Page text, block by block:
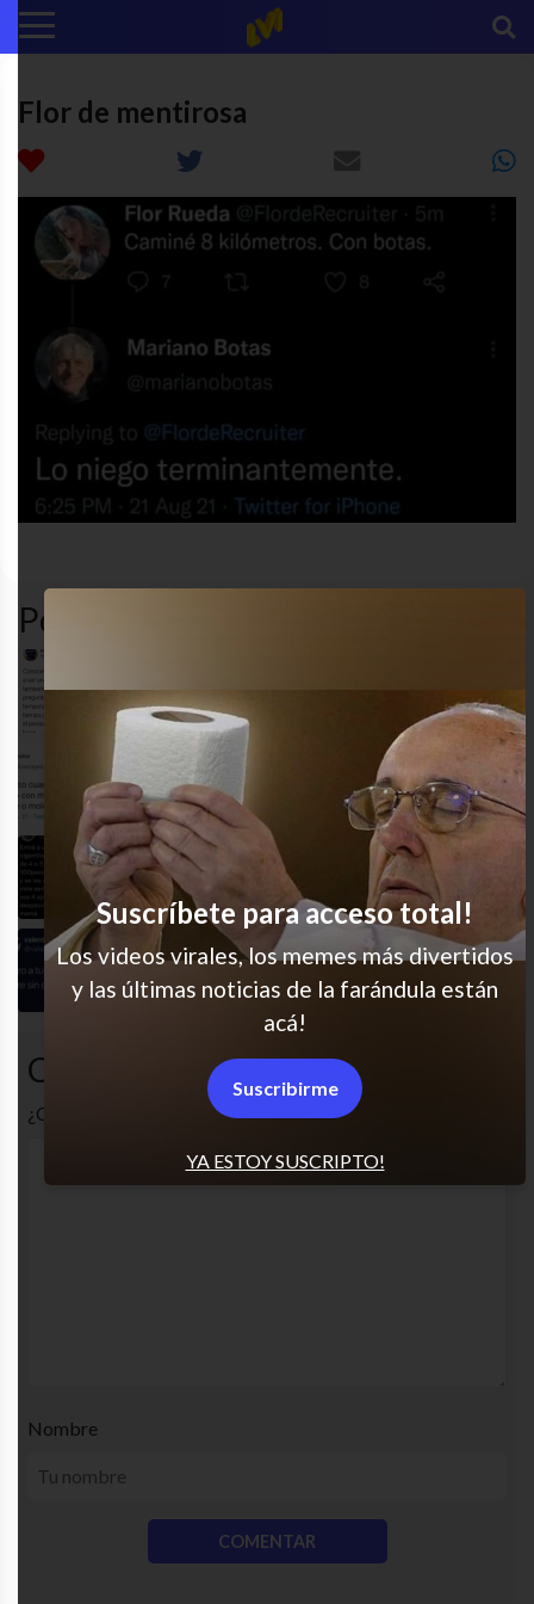
Flor de mentirosa
Popular en LVI
No puede ser tan cierto
Totalmente
Mi héroe
100% real
Comentarios
¿Cuál es tu opinión? Comenta!
Nombre
YA ESTOY SUSCRIPTO!
Suscríbete para acceso total!
Los videos virales, los memes más divertidos
y las últimas noticias de la farándula están
acá!
Suscribirme